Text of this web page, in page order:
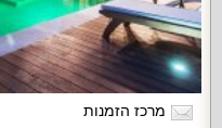
מרכז הזמנות